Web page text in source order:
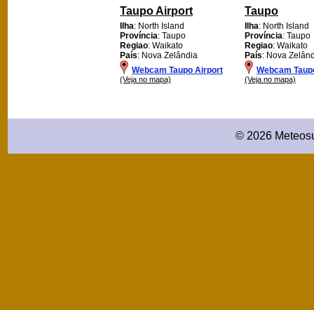
Taupo Airport
Ilha: North Island
Província: Taupo
Regiao: Waikato
País: Nova Zelândia
Webcam Taupo Airport
(Veja no mapa)
Taupo
Ilha: North Island
Província: Taupo
Regiao: Waikato
País: Nova
Webcam
(Veja no mapa)
© 2026